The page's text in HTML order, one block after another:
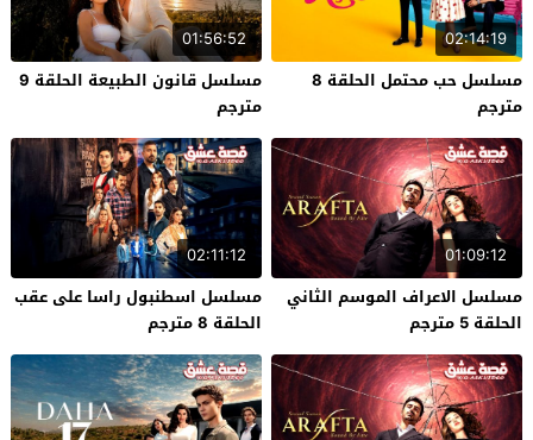
02:14:19
مسلسل حب محتمل الحلقة 8
مترجم
01:56:52
مسلسل قانون الطبيعة الحلقة 9
مترجم
01:09:12
مسلسل الاعراف الموسم الثاني
الحلقة 5 مترجم
02:11:12
مسلسل اسطنبول راسا على عقب
الحلقة 8 مترجم